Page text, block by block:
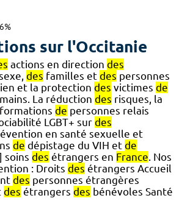
sur l'Occitanie
actions en direction des
des familles et des personnes
et la protection des victimes de
La réduction des risques, la
formations de personnes relais
LGBT+ sur des
en santé sexuelle et
de dépistage du VIH et de
soins des étrangers en France. Nos
: Droits des étrangers Accueil
des personnes étrangères
des étrangers des bénévoles Santé